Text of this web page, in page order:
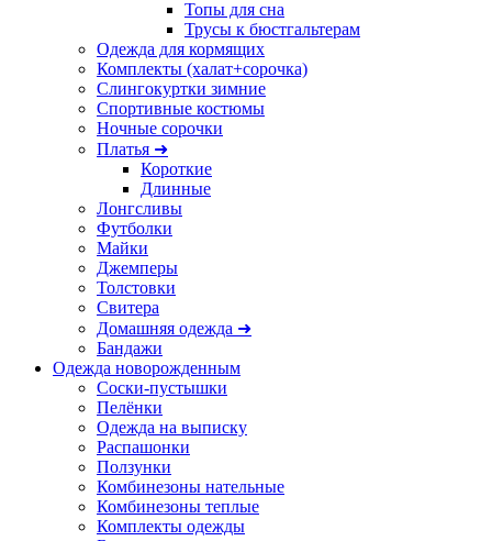
Топы для сна
Трусы к бюстгальтерам
Одежда для кормящих
Комплекты (халат+сорочка)
Слингокуртки зимние
Спортивные костюмы
Ночные сорочки
Платья ➜
Короткие
Длинные
Лонгсливы
Футболки
Майки
Джемперы
Толстовки
Свитера
Домашняя одежда ➜
Бандажи
Одежда новорожденным
Соски-пустышки
Пелёнки
Одежда на выписку
Распашонки
Ползунки
Комбинезоны нательные
Комбинезоны теплые
Комплекты одежды